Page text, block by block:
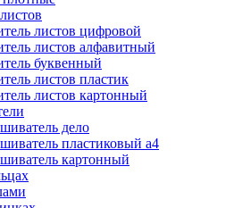
листов цифровой
листов алфавитный
буквенный
листов пластик
листов картонный
дело
пластиковый а4
картонный